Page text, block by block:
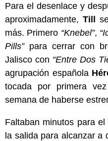
Para el desenlace y
aproximadamente, Till
más. Primero “Knebel”,
Pills”para cerrar con
Jalisco con “Entre Dos
agrupación española
tocada por primera
semana de haberse
Faltaban minutos para
la salida para alcanzar a